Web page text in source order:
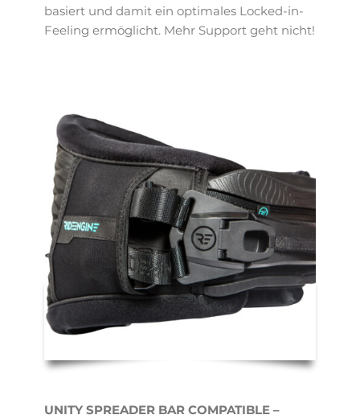
basiert und damit ein optimales Locked-in-
Feeling ermöglicht. Mehr Support geht nicht!
UNITY SPREADER BAR COMPATIBLE –